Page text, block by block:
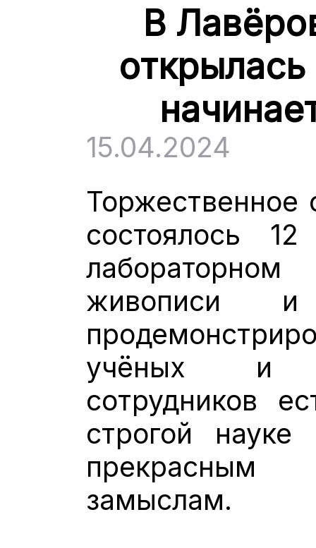
В
15.04.2024
Торжественное
состоялось
живописи
учёных и
сотрудников
строгой
прекрасным
замыслам.